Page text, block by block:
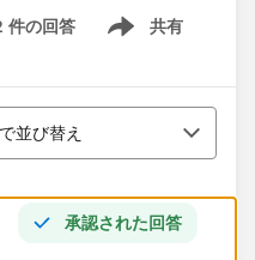
件の回答 共有
Show menu
並び替え
承認された回答